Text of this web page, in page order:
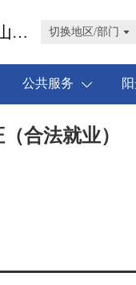
平顶山市叶县 切换地区/部门
公共服务
合法就业）